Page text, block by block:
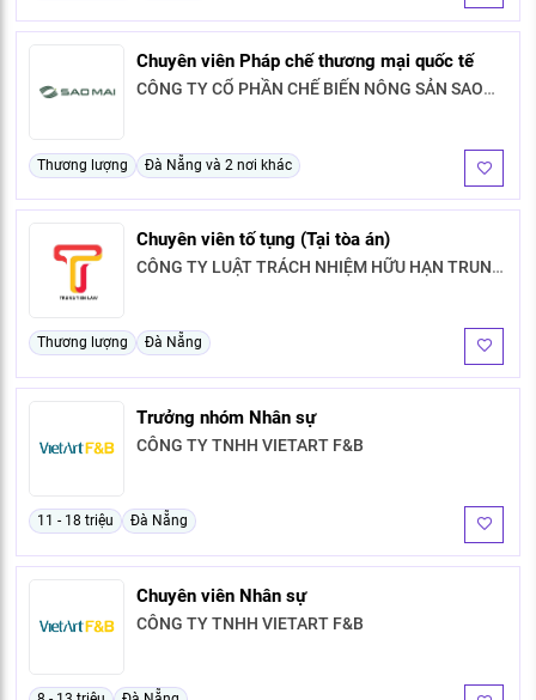
Chuyên viên Pháp chế thương mại quốc tế
CÔNG TY CỔ PHẦN CHẾ BIẾN NÔNG SẢN SAO
Thương lượng Đà Nẵng và 2 nơi khác
Chuyên viên tố tụng (Tại tòa án)
CÔNG TY LUẬT TRÁCH NHIỆM HỮU HẠN TRUNG
Thương lượng Đà Nẵng
Trưởng nhóm Nhân sự
CÔNG TY TNHH VIETART F&B
11 - 18 triệu Đà Nẵng
Chuyên viên Nhân sự
CÔNG TY TNHH VIETART F&B